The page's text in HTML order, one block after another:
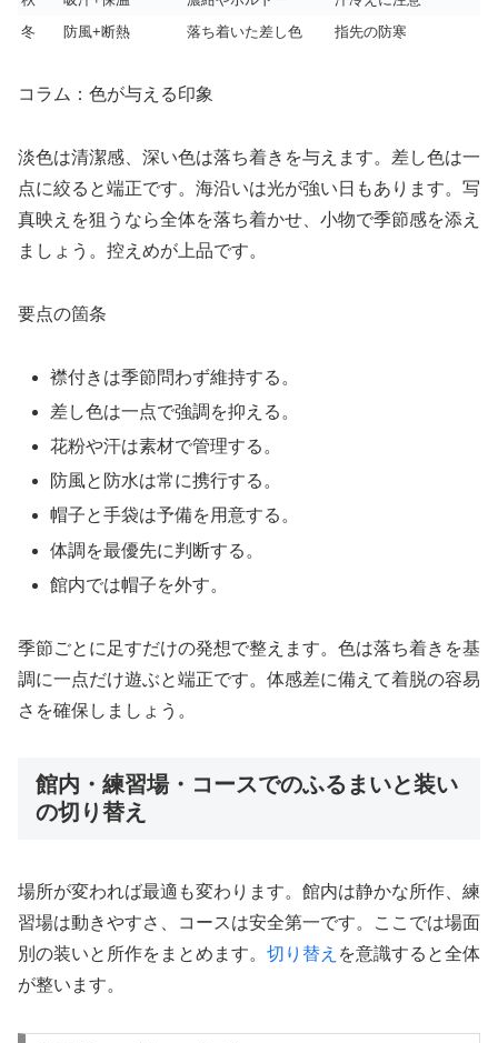
冬
防風+断熱 落ち着いた差し色 指先の防寒
コラム：色が与える印象
淡色は清潔感、深い色は落ち着きを与えます。差し色は一
点に絞ると端正です。海沿いは光が強い日もあります。写
真映えを狙うなら全体を落ち着かせ、小物で季節感を添え
ましょう。控えめが上品です。
要点の箇条
襟付きは季節問わず維持する。
差し色は一点で強調を抑える。
花粉や汗は素材で管理する。
防風と防水は常に携行する。
帽子と手袋は予備を用意する。
体調を最優先に判断する。
館内では帽子を外す。
季節ごとに足すだけの発想で整えます。色は落ち着きを基
調に一点だけ遊ぶと端正です。体感差に備えて着脱の容易
さを確保しましょう。
館内・練習場・コースでのふるまいと装い
の切り替え
場所が変われば最適も変わります。館内は静かな所作、練
習場は動きやすさ、コースは安全第一です。ここでは場面
別の装いと所作をまとめます。 切り替え を意識すると全体
が整います。